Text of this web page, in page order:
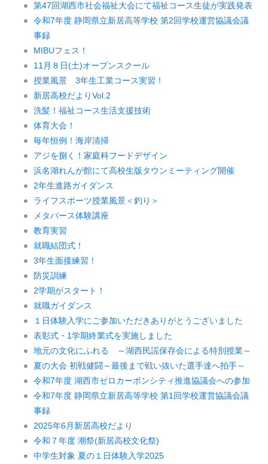
第47回湖西市社会福祉大会にて福祉コース生徒が実践発表
令和7年度 静岡県立新居高等学校 第2回学校運営協議会議
事録
MIBUフェス！
11月８日(土)オープンスクール
授業風景 3年生工業コース実習！
新居高校だよりVol.2
洗髪！福祉コース生活支援技術
体育大会！
毎年恒例！海岸清掃
アジを捌く！家庭科フードデザイン
浜名湖れんが館にて高校生版タウンミーティング開催
2年生進路ガイダンス
ライフスポーツ授業風景＜釣り＞
メタバース体験講座
教育実習
就職結団式！
3年生面接練習！
防災訓練
2学期がスタート！
就職ガイダンス
１日体験入学にご参加いただきありがとうございました
表彰式・1学期終業式を実施しました
地元の文化にふれる ～湖西民謡保存会による特別授業～
夏の大会 初戦健闘～最後まで戦い抜いた選手達へ拍手～
令和7年度 湖西市ゼロカーボンシティ推進協議会への参加
令和7年度 静岡県立新居高等学校 第1回学校運営協議会議
事録
2025年6月新居高校だより
令和７年度 潮祭(新居高校文化祭)
中学生対象 夏の１日体験入学2025